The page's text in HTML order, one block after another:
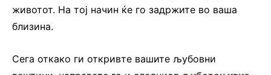
животот. На тој начин ќе го задржите во ваша
близина.
Сега откако ги откривте вашите љубовни